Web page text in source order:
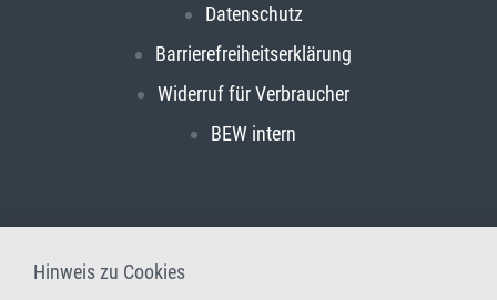
Datenschutz
Barrierefreiheitserklärung
Widerruf für Verbraucher
BEW intern
Hinweis zu Cookies